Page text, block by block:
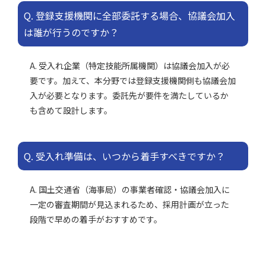
Q. 登録支援機関に全部委託する場合、協議会加入
は誰が行うのですか？
A. 受入れ企業（特定技能所属機関）は協議会加入が必
要です。加えて、本分野では登録支援機関側も協議会加
入が必要となります。委託先が要件を満たしているか
も含めて設計します。
Q. 受入れ準備は、いつから着手すべきですか？
A. 国土交通省（海事局）の事業者確認・協議会加入に
一定の審査期間が見込まれるため、採用計画が立った
段階で早めの着手がおすすめです。